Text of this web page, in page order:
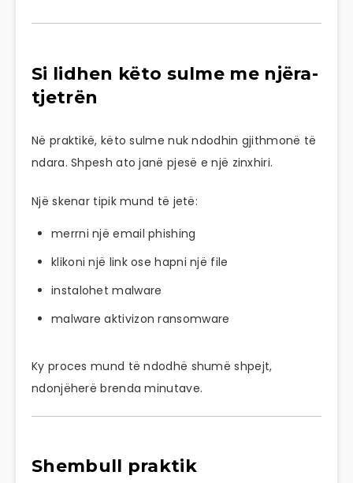
Si lidhen këto sulme me njëra-
tjetrën
Në praktikë, këto sulme nuk ndodhin gjithmonë të
ndara. Shpesh ato janë pjesë e një zinxhiri.
Një skenar tipik mund të jetë:
merrni një email phishing
klikoni një link ose hapni një file
instalohet malware
malware aktivizon ransomware
Ky proces mund të ndodhë shumë shpejt,
ndonjëherë brenda minutave.
Shembull praktik